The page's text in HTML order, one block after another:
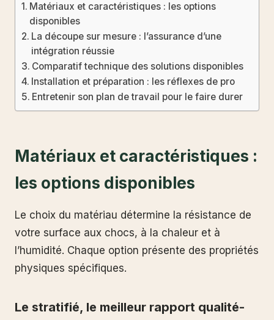
Matériaux et caractéristiques : les options
disponibles
La découpe sur mesure : l’assurance d’une
intégration réussie
Comparatif technique des solutions disponibles
Installation et préparation : les réflexes de pro
Entretenir son plan de travail pour le faire durer
Matériaux et caractéristiques :
les options disponibles
Le choix du matériau détermine la résistance de
votre surface aux chocs, à la chaleur et à
l’humidité. Chaque option présente des propriétés
physiques spécifiques.
Le stratifié, le meilleur rapport qualité-